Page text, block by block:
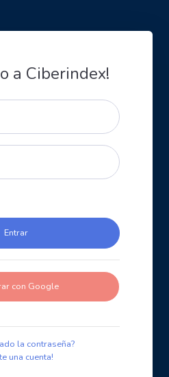
a Ciberindex!
con Google
la contraseña?
una cuenta!